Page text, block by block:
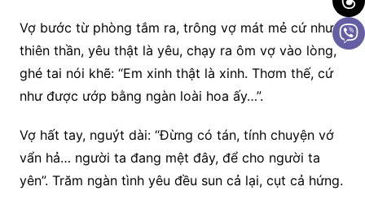
Vợ bước từ phòng tắm ra, trông vợ mát mẻ cứ như
thiên thần, yêu thật là yêu, chạy ra ôm vợ vào lòng,
ghé tai nói khẽ: “Em xinh thật là xinh. Thơm thế, cứ
như được ướp bằng ngàn loài hoa ấy…”.
Vợ hất tay, nguýt dài: “Đừng có tán, tính chuyện vớ
vẩn hả… người ta đang mệt đây, để cho người ta
yên”. Trăm ngàn tình yêu đều sun cả lại, cụt cả hứng.